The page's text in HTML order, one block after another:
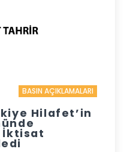
BASIN AÇIKLAMALARI
Hilafet’in
İktisat